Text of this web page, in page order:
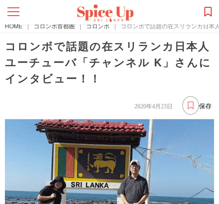
HOME | コロンボ首都圏 | コロンボ | コロンボで話題の在スリランカ日本
コロンボで話題の在スリランカ日本人
ユーチューバ「チャンネル K」さんに
インタビュー！！
保存
2020年4月23日